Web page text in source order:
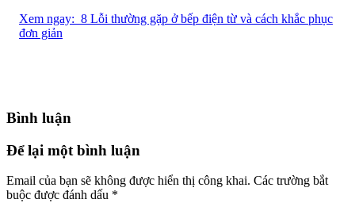
Xem ngay: 8 Lỗi thường gặp ở bếp điện từ và cách khắc phục
đơn giản
Bình luận
Để lại một bình luận
Email của bạn sẽ không được hiển thị công khai. Các trường bắt
buộc được đánh dấu *